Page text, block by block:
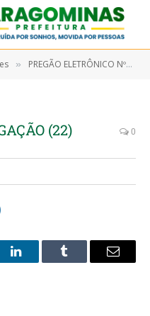
» PREGÃO ELETRÔNICO Nº 9/2021-00003 (AQUISIÇÃO DE COMBUSTÍVEIS: GASOLINA COMUM, ÓLEO DIESEL S-10 E ÓLEO DIESEL S-500, BEM COMO GRAXAS, FILTROS, ADITIVO ANTIPOLUENTE E ÓLEOS LUBRIFICANTES)
(22) 0
LinkedInTumblr Email